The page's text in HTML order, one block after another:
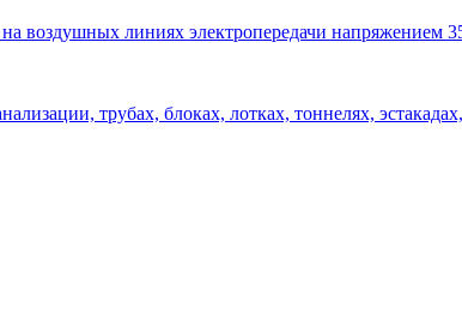
воздушных линиях электропередачи напряжением
трубах, блоках, лотках, тоннелях,